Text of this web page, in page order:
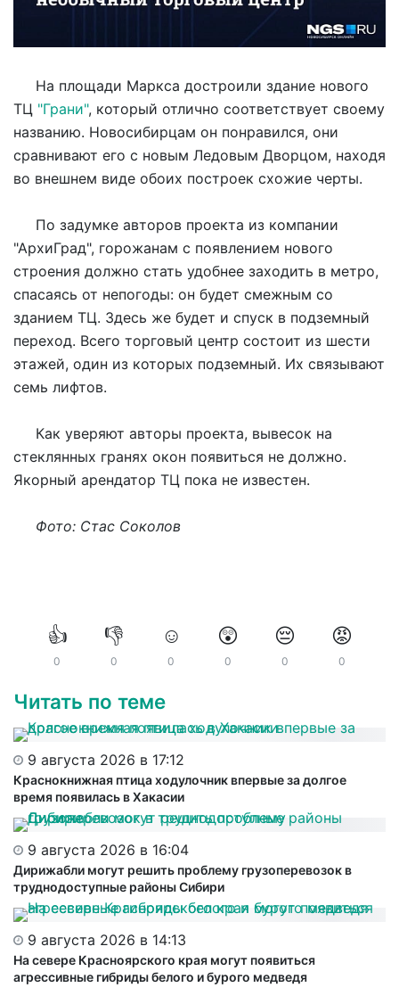
На площади Маркса достроили здание нового
ТЦ "Грани", который отлично соответствует своему
названию. Новосибирцам он понравился, они
сравнивают его с новым Ледовым Дворцом, находя
во внешнем виде обоих построек схожие черты.
По задумке авторов проекта из компании
"АрхиГрад", горожанам с появлением нового
строения должно стать удобнее заходить в метро,
спасаясь от непогоды: он будет смежным со
зданием ТЦ. Здесь же будет и спуск в подземный
переход. Всего торговый центр состоит из шести
этажей, один из которых подземный. Их связывают
семь лифтов.
Как уверяют авторы проекта, вывесок на
стеклянных гранях окон появиться не должно.
Якорный арендатор ТЦ пока не известен.
Фото: Стас Соколов
👍
0
👎
0
☺️
0
😲
0
😔
0
😡
0
Читать по теме
9 августа 2026 в 17:12
Краснокнижная птица ходулочник впервые за долгое
время появилась в Хакасии
9 августа 2026 в 16:04
Дирижабли могут решить проблему грузоперевозок в
труднодоступные районы Сибири
9 августа 2026 в 14:13
На севере Красноярского края могут появиться
агрессивные гибриды белого и бурого медведя